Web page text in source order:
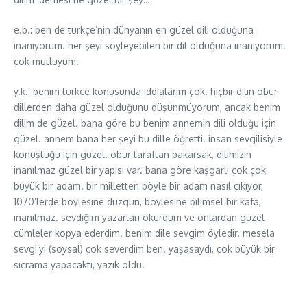
e.b.: ben de türkçe’nin dünyanın en güzel dili olduğuna
inanıyorum. her şeyi söyleyebilen bir dil olduğuna inanıyorum.
çok mutluyum.
y.k.: benim türkçe konusunda iddialarım çok. hiçbir dilin öbür
dillerden daha güzel olduğunu düşünmüyorum, ancak benim
dilim de güzel. bana göre bu benim annemin dili olduğu için
güzel. annem bana her şeyi bu dille öğretti. insan sevgilisiyle
konuştuğu için güzel. öbür taraftan bakarsak, dilimizin
inanılmaz güzel bir yapısı var. bana göre kaşgarlı çok çok
büyük bir adam. bir milletten böyle bir adam nasıl çıkıyor,
1070’lerde böylesine düzgün, böylesine bilimsel bir kafa,
inanılmaz. sevdiğim yazarları okurdum ve onlardan güzel
cümleler kopya ederdim. benim dile sevgim öyledir. mesela
sevgi’yi (soysal) çok severdim ben. yaşasaydı, çok büyük bir
sıçrama yapacaktı, yazık oldu.